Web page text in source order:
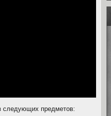
следующих предметов: